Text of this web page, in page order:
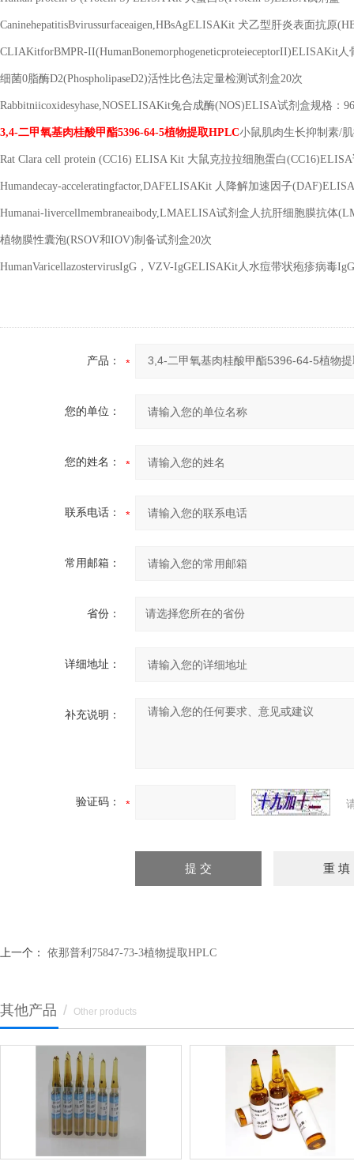
CaninehepatitisBvirussurfaceaigen,HBsAgELISAKit 犬乙型肝炎表面抗原
CLIAKitforBMPR-II(HumanBonemorphogeneticproteieceptorII)ELISAKit人
细菌0脂酶D2(PhospholipaseD2)活性比色法定量检测试剂盒20次
Rabbitniicoxidesyhase,NOSELISAKit兔合成酶(NOS)ELISA试剂盒规格：
3,4-二甲氧基肉桂酸甲酯5396-64-5植物提取HPLC小鼠肌肉生长抑制素/
Rat Clara cell protein (CC16) ELISA Kit 大鼠克拉拉细胞蛋白(CC16)ELISA
Humandecay-acceleratingfactor,DAFELISAKit 人降解加速因子(DAF)ELISA
Humanai-livercellmembraneaibody,LMAELISA试剂盒人抗肝细胞膜抗体
植物膜性囊泡(RSOV和IOV)制备试剂盒20次
HumanVaricellazostervirusIgG ， VZV-IgGELISAKit人水痘带状疱疹病毒
产品：
您的单位：
您的姓名：
联系电话：
常用邮箱：
省份：
详细地址：
补充说明：
验证码：
上一个： 依那普利75847-73-3植物提取HPLC
其他产品 / Other products